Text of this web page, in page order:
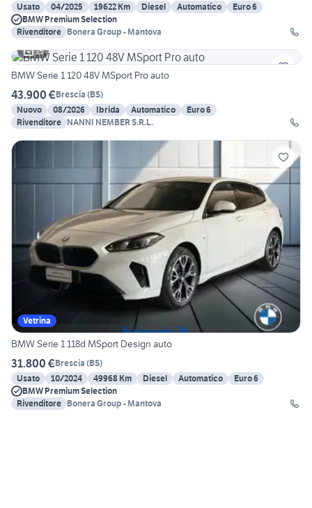
Usato
04/2025 19622 Km Diesel Automatico
Euro 6
BMW Premium Selection
Rivenditore Bonera Group - Mantova
15
BMW Serie 1 120 48V MSport Pro auto
43.900 €Brescia (BS)
Nuovo
08/2026 Ibrida Automatico
Euro 6
Rivenditore NANNI NEMBER S.R.L.
Vetrina
BMW Serie 1 118d MSport Design auto
31.800 €Brescia (BS)
Usato
10/2024 49968 Km Diesel Automatico
Euro 6
BMW Premium Selection
Rivenditore Bonera Group - Mantova